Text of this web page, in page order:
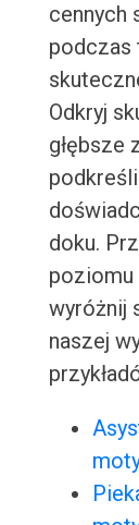
cennych
podczas
Odkryj
głębsze
doku.
poziomu
wyróżnij
naszej